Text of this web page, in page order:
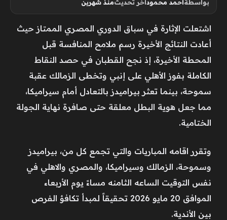
بواسطةأحمد محمودآخر تحديثمنذ شهرين
اشتعلت الإثارة في سباق الدوري المصري الممتاز حيث
أعادت النتائج الأخيرة رسم ملامح المنافسة قبل
المحطة الأخيرة، إذ نجح القطبان في حصد النقاط
الكاملة بفوز الأهلي على إنبي وتخطى الزمالك عقبة
سموحة، بينما تعثر بيراميدز بالتعادل أمام سيراميكا،
مما جعل هوية البطل معلقة حتى صافرة نهاية الجولة
الختامية.
وتقرر اقامه المباريات والتي تجمع كل من، بيراميدز
وسموحة، الزمالك وسيراميكا، والمصري والاهلي في
نفس التوقيت الساعه الثامنه مساءً يوم الأربعاء
الموافق 20 مايو 2026 تحقيقاً لمبدأ تكافؤ الفرص
بين الأندية.